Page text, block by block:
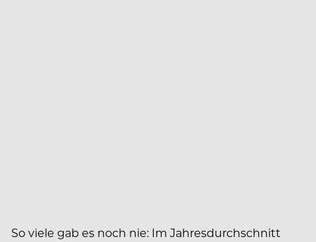
So viele gab es noch nie: Im Jahresdurchschnitt